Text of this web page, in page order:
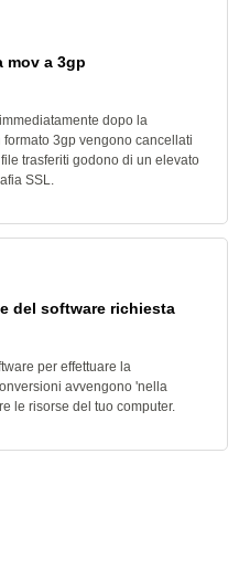
mov a 3gp
dopo la
3gp vengono cancellati
trasferiti godono di un elevato
SSL.
del software richiesta
per effettuare la
avvengono 'nella
le risorse del tuo computer.